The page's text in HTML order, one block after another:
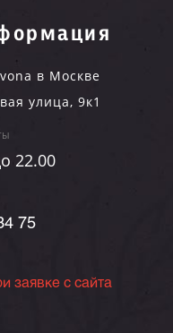
в Москве
улица, 9к1
22.00
75
заявке с сайта